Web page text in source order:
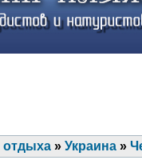
отдыха » Украина »